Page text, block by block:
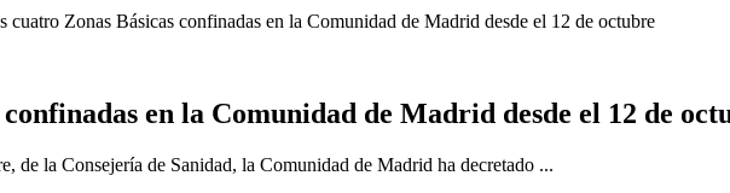
cuatro Zonas Básicas confinadas en la Comunidad de Madrid desde el 12 de octubre
en la Comunidad de Madrid desde el 12 de
de la Consejería de Sanidad, la Comunidad de Madrid ha decretado ...